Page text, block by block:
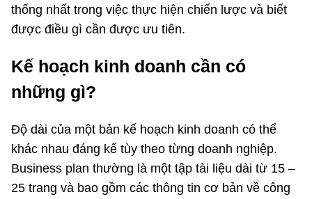
thống nhất trong việc thực hiện chiến lược và biết
được điều gì cần được ưu tiên.
Kế hoạch kinh doanh cần có
những gì?
Độ dài của một bản kế hoạch kinh doanh có thể
khác nhau đáng kể tùy theo từng doanh nghiệp.
Business plan thường là một tập tài liệu dài từ 15 –
25 trang và bao gồm các thông tin cơ bản về công